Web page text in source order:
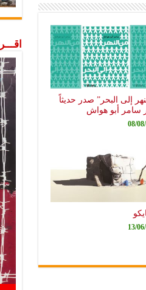
إلى البحر” صدر حديثاً
سامر أبو هواش
08/
13/